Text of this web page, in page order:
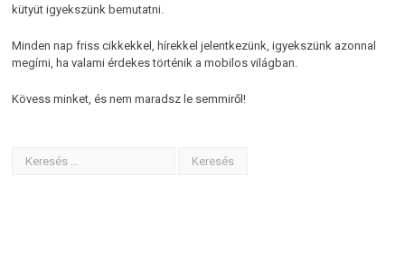
kütyüt igyekszünk bemutatni.
Minden nap friss cikkekkel, hírekkel jelentkezünk, igyekszünk azonnal
megírni, ha valami érdekes történik a mobilos világban.
Kövess minket, és nem maradsz le semmiről!